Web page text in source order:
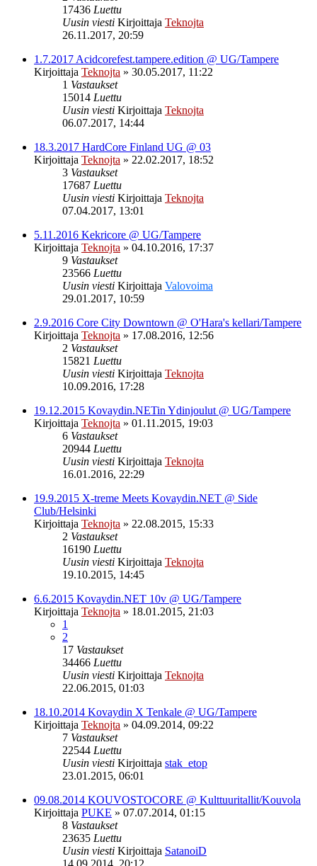
17436 Luettu
Uusin viesti Kirjoittaja Teknojta
26.11.2017, 20:59
1.7.2017 Acidcorefest.tampere.edition @ UG/Tampere
Kirjoittaja Teknojta » 30.05.2017, 11:22
1 Vastaukset
15014 Luettu
Uusin viesti Kirjoittaja Teknojta
06.07.2017, 14:44
18.3.2017 HardCore Finland UG @ 03
Kirjoittaja Teknojta » 22.02.2017, 18:52
3 Vastaukset
17687 Luettu
Uusin viesti Kirjoittaja Teknojta
07.04.2017, 13:01
5.11.2016 Kekricore @ UG/Tampere
Kirjoittaja Teknojta » 04.10.2016, 17:37
9 Vastaukset
23566 Luettu
Uusin viesti Kirjoittaja Valovoima
29.01.2017, 10:59
2.9.2016 Core City Downtown @ O'Hara's kellari/Tampere
Kirjoittaja Teknojta » 17.08.2016, 12:56
2 Vastaukset
15821 Luettu
Uusin viesti Kirjoittaja Teknojta
10.09.2016, 17:28
19.12.2015 Kovaydin.NETin Ydinjoulut @ UG/Tampere
Kirjoittaja Teknojta » 01.11.2015, 19:03
6 Vastaukset
20944 Luettu
Uusin viesti Kirjoittaja Teknojta
16.01.2016, 22:29
19.9.2015 X-treme Meets Kovaydin.NET @ Side
Club/Helsinki
Kirjoittaja Teknojta » 22.08.2015, 15:33
2 Vastaukset
16190 Luettu
Uusin viesti Kirjoittaja Teknojta
19.10.2015, 14:45
6.6.2015 Kovaydin.NET 10v @ UG/Tampere
Kirjoittaja Teknojta » 18.01.2015, 21:03
1
2
17 Vastaukset
34466 Luettu
Uusin viesti Kirjoittaja Teknojta
22.06.2015, 01:03
18.10.2014 Kovaydin X Tenkale @ UG/Tampere
Kirjoittaja Teknojta » 04.09.2014, 09:22
7 Vastaukset
22544 Luettu
Uusin viesti Kirjoittaja stak_etop
23.01.2015, 06:01
09.08.2014 KOUVOSTOCORE @ Kulttuuritallit/Kouvola
Kirjoittaja PUKE » 07.07.2014, 01:15
8 Vastaukset
23635 Luettu
Uusin viesti Kirjoittaja SatanoiD
14.09.2014, 20:12